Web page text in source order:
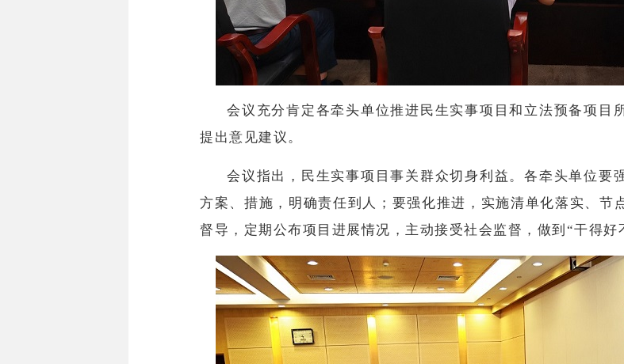
会议充分肯定各牵头单位推进民生实事项目和立法预备项目
提出意见建议。
会议指出，民生实事项目事关群众切身利益。各牵头单位要
方案、措施，明确责任到人；要强化推进，实施清单化落实、节
督导，定期公布项目进展情况，主动接受社会监督，做到“干得好